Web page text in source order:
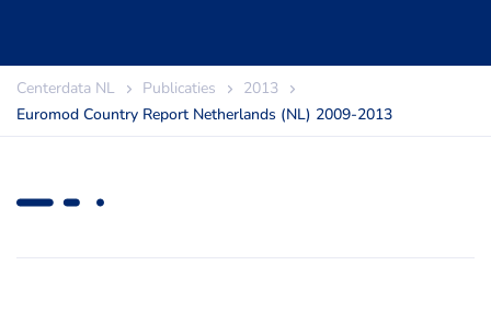
Centerdata NL Publicaties
2013
Euromod Country Report Netherlands (NL) 2009-2013